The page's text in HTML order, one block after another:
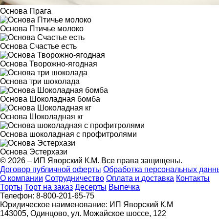
Основа Прага
Основа Птичье молоко
Основа Счастье есть
Основа Творожно-ягодная
Основа три шоколада
Основа Шоколадная бомба
Основа Шоколадная кг
Основа шоколадная с профитролями
Основа Эстерхази
© 2026 – ИП Яворский К.М. Все права защищены.
Договор публичной оферты Обработка персональных
О компании Сотрудничество Оплата и доставка Контакты
Торты Торт на заказ Десерты Выпечка
Телефон: 8-800-201-65-75
Юридическое наименование: ИП Яворский К.М
143005, Одинцово, ул. Можайское шоссе, 122